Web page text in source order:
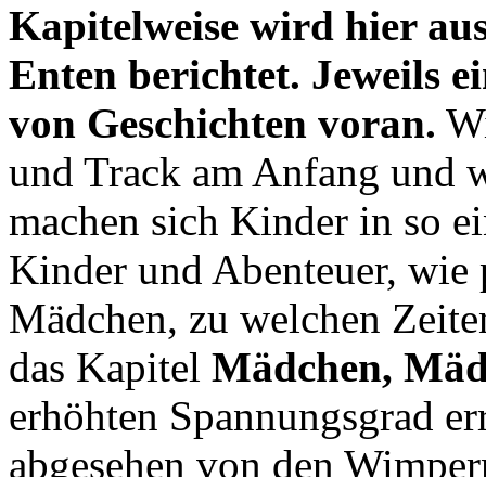
Kapitelweise wird hier
Enten berichtet. Jeweils
von Geschichten voran.
und Track am Anfang und
machen sich Kinder in so
Kinder und Abenteuer, wie
Mädchen, zu welchen
das Kapitel Mädchen,
erhöhten Spannungsgrad
abgesehen von den